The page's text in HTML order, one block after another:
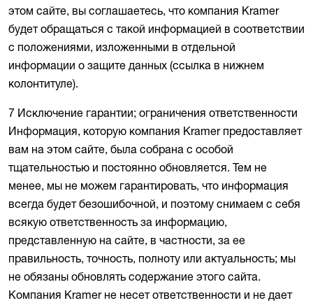
этом сайте, вы соглашаетесь, что компания Kramer
будет обращаться с такой информацией в соответствии
с положениями, изложенными в отдельной
информации о защите данных (ссылка в нижнем
колонтитуле).
7 Исключение гарантии; ограничения ответственности
Информация, которую компания Kramer предоставляет
вам на этом сайте, была собрана с особой
тщательностью и постоянно обновляется. Тем не
менее, мы не можем гарантировать, что информация
всегда будет безошибочной, и поэтому снимаем с себя
всякую ответственность за информацию,
представленную на сайте, в частности, за ее
правильность, точность, полноту или актуальность; мы
не обязаны обновлять содержание этого сайта.
Компания Kramer не несет ответственности и не дает